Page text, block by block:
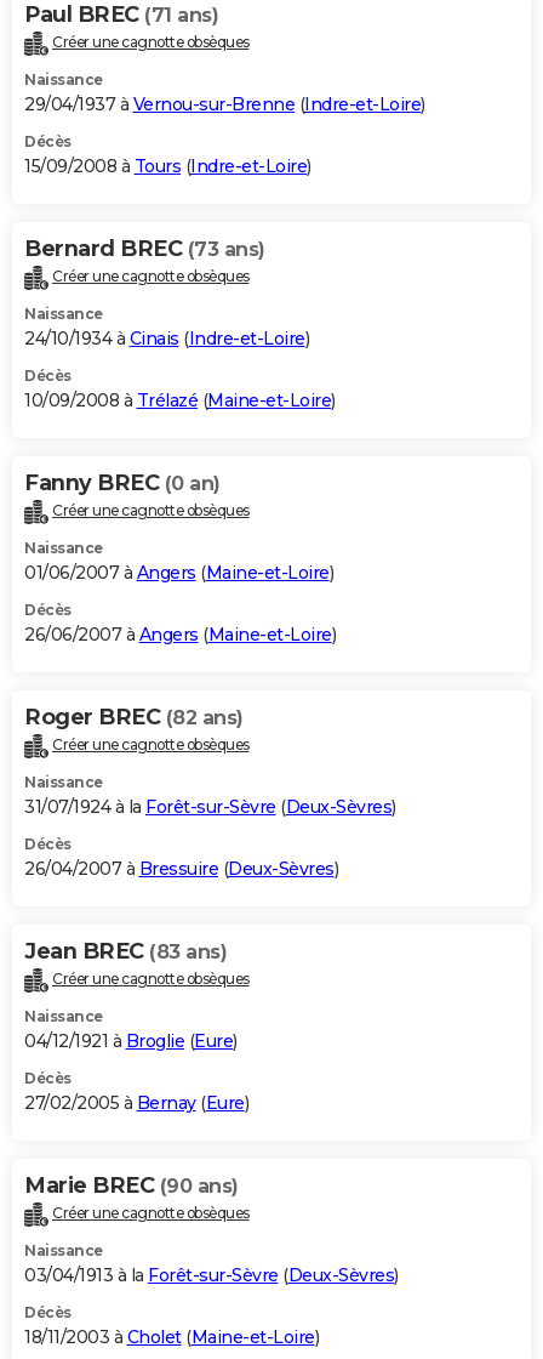
Paul BREC (71 ans)
Créer une cagnotte obsèques
Naissance
29/04/1937 à Vernou-sur-Brenne (Indre-et-Loire)
Décès
15/09/2008 à Tours (Indre-et-Loire)
Bernard BREC (73 ans)
Créer une cagnotte obsèques
Naissance
24/10/1934 à Cinais (Indre-et-Loire)
Décès
10/09/2008 à Trélazé (Maine-et-Loire)
Fanny BREC (0 an)
Créer une cagnotte obsèques
Naissance
01/06/2007 à Angers (Maine-et-Loire)
Décès
26/06/2007 à Angers (Maine-et-Loire)
Roger BREC (82 ans)
Créer une cagnotte obsèques
Naissance
31/07/1924 à la Forêt-sur-Sèvre (Deux-Sèvres)
Décès
26/04/2007 à Bressuire (Deux-Sèvres)
Jean BREC (83 ans)
Créer une cagnotte obsèques
Naissance
04/12/1921 à Broglie (Eure)
Décès
27/02/2005 à Bernay(Eure)
Marie BREC (90 ans)
Créer une cagnotte obsèques
Naissance
03/04/1913 à la Forêt-sur-Sèvre (Deux-Sèvres)
Décès
18/11/2003 à Cholet(Maine-et-Loire)